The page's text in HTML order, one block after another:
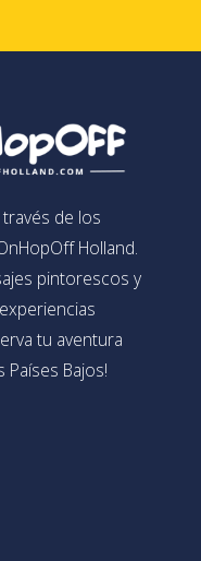
de los
Holland.
pintorescos y
tu aventura
Bajos!